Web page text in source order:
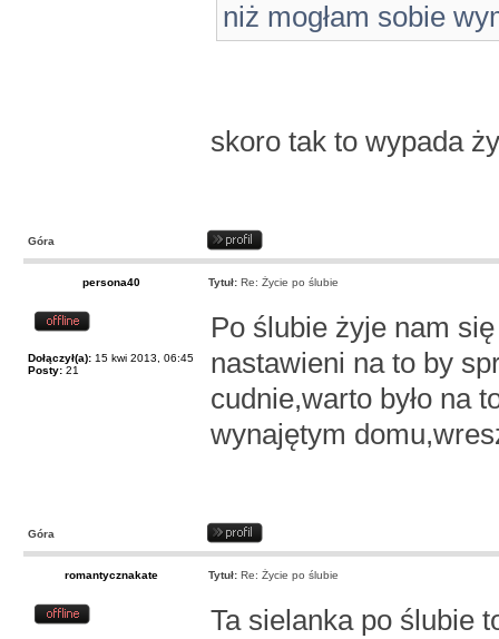
niż mogłam sobie
skoro tak to wypada
Góra
persona40 Tytuł: Re: Życie po ślubie
Dołączył(a): 15 kwi 2013, 06:45
Posty: 21
Po ślubie żyje nam
nastawieni na to by
cudnie,warto było na
wynajętym
Góra
romantycznakate Tytuł: Re: Życie po ślubie
Ta sielanka po ślubie